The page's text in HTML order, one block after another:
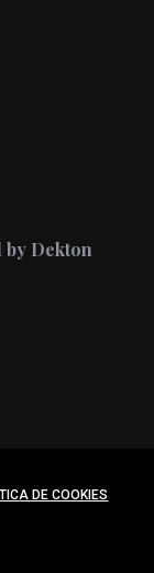
Dekton
DE COOKIES